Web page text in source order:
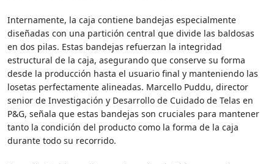
Internamente, la caja contiene bandejas especialmente
diseñadas con una partición central que divide las baldosas
en dos pilas. Estas bandejas refuerzan la integridad
estructural de la caja, asegurando que conserve su forma
desde la producción hasta el usuario final y manteniendo las
losetas perfectamente alineadas. Marcello Puddu, director
senior de Investigación y Desarrollo de Cuidado de Telas en
P&G, señala que estas bandejas son cruciales para mantener
tanto la condición del producto como la forma de la caja
durante todo su recorrido.